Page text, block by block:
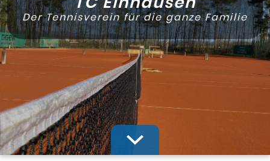
Termine
Geschichte
Jugend
Training
Vorstand
Dokumente
Der Tennisverein für die ganze Familie